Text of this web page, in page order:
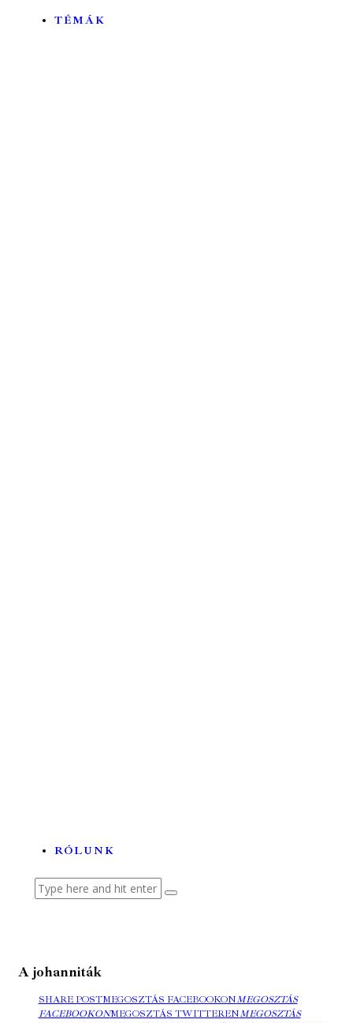
TÉMÁK
RÓLUNK
A johanniták
SHARE POSTMEGOSZTÁS FACEBOOKONMEGOSZTÁS
FACEBOOKONMEGOSZTÁS TWITTERENMEGOSZTÁS